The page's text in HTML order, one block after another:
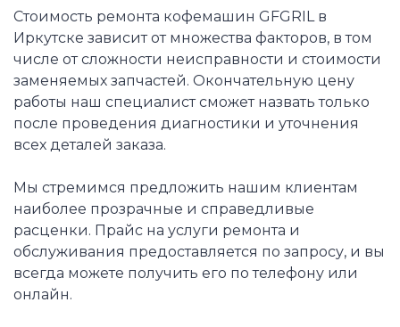
Стоимость ремонта кофемашин GFGRIL в
Иркутске зависит от множества факторов, в том
числе от сложности неисправности и стоимости
заменяемых запчастей. Окончательную цену
работы наш специалист сможет назвать только
после проведения диагностики и уточнения
всех деталей заказа.
Мы стремимся предложить нашим клиентам
наиболее прозрачные и справедливые
расценки. Прайс на услуги ремонта и
обслуживания предоставляется по запросу, и вы
всегда можете получить его по телефону или
онлайн.